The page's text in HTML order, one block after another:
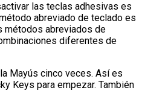
las teclas adhesivas es
abreviado de teclado es
métodos abreviados de
diferentes de
Mayús cinco veces. Así es
Keys para empezar. También